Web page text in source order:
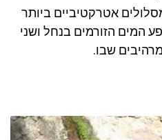
אטרקטיביים ביותר
המים הזורמים בנחל ושני
שבו.